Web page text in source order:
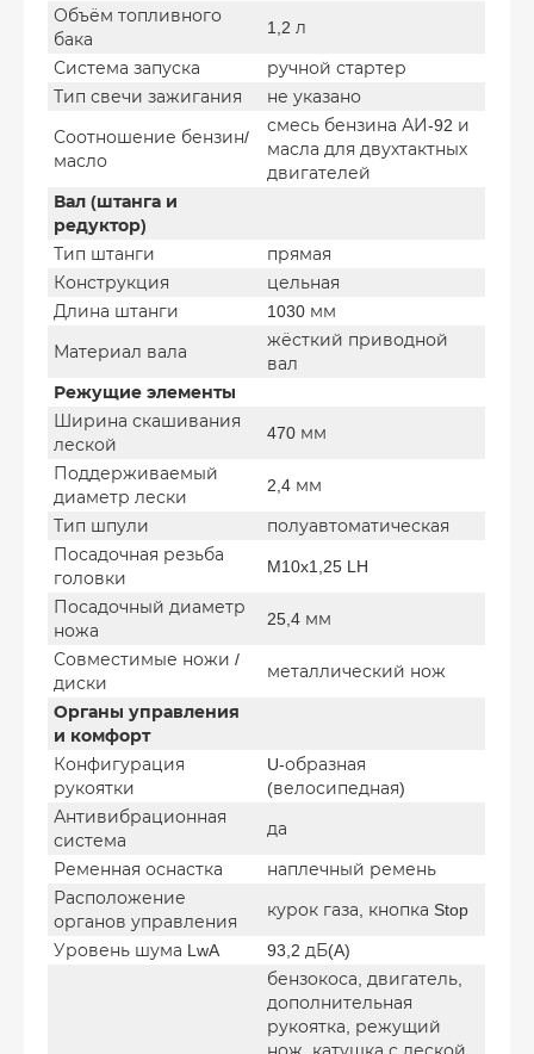
Объём топливного
бака
1,2 л
Система запуска
ручной стартер
Тип свечи зажигания
не указано
Соотношение бензин/
масло
смесь бензина АИ-92 и
масла для двухтактных
двигателей
Вал (штанга и
редуктор)
Тип штанги
прямая
Конструкция
цельная
Длина штанги
1030 мм
Материал вала
жёсткий приводной
вал
Режущие элементы
Ширина скашивания
леской
470 мм
Поддерживаемый
диаметр лески
2,4 мм
Тип шпули
полуавтоматическая
Посадочная резьба
головки
M10x1,25 LH
Посадочный диаметр
ножа
25,4 мм
Совместимые ножи /
диски
металлический нож
Органы управления
и комфорт
Конфигурация
рукоятки
U-образная
(велосипедная)
Антивибрационная
система
да
Ременная оснастка
наплечный ремень
Расположение
органов управления
курок газа, кнопка Stop
Уровень шума LwA
93,2 дБ(A)
бензокоса, двигатель,
дополнительная
рукоятка, режущий